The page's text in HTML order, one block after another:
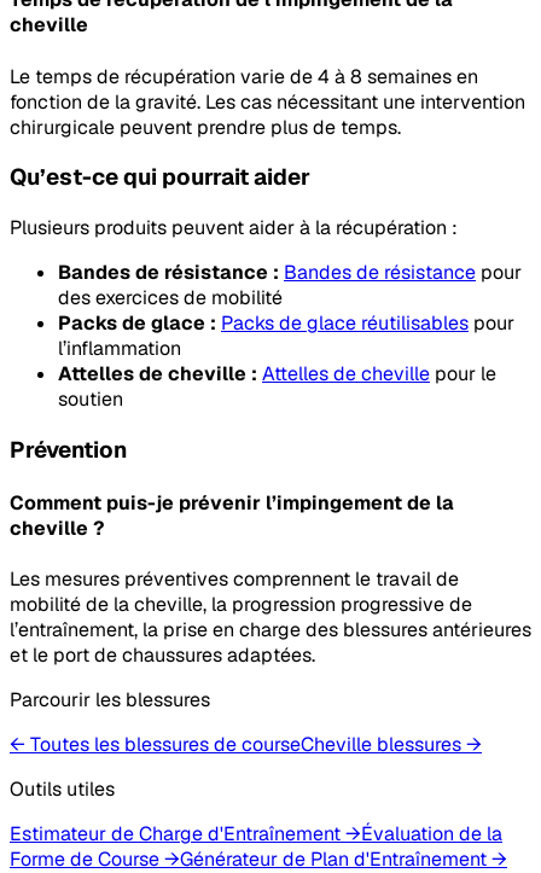
cheville
Le temps de récupération varie de 4 à 8 semaines en
fonction de la gravité. Les cas nécessitant une intervention
chirurgicale peuvent prendre plus de temps.
Qu’est-ce qui pourrait aider
Plusieurs produits peuvent aider à la récupération :
Bandes de résistance : Bandes de résistance pour
des exercices de mobilité
Packs de glace : Packs de glace réutilisables pour
l’inflammation
Attelles de cheville : Attelles de cheville pour le
soutien
Prévention
Comment puis-je prévenir l’impingement de la
cheville ?
Les mesures préventives comprennent le travail de
mobilité de la cheville, la progression progressive de
l’entraînement, la prise en charge des blessures antérieures
et le port de chaussures adaptées.
Parcourir les blessures
← Toutes les blessures de courseCheville blessures→
Outils utiles
Estimateur de Charge d'Entraînement→Évaluation de la
Forme de Course→Générateur de Plan d'Entraînement→